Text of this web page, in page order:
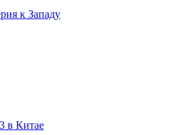
к Западу
в Китае